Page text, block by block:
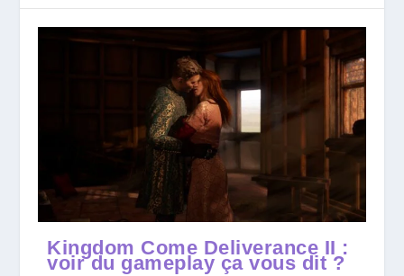
Kingdom Come Deliverance II :
voir du gameplay ça vous dit ?